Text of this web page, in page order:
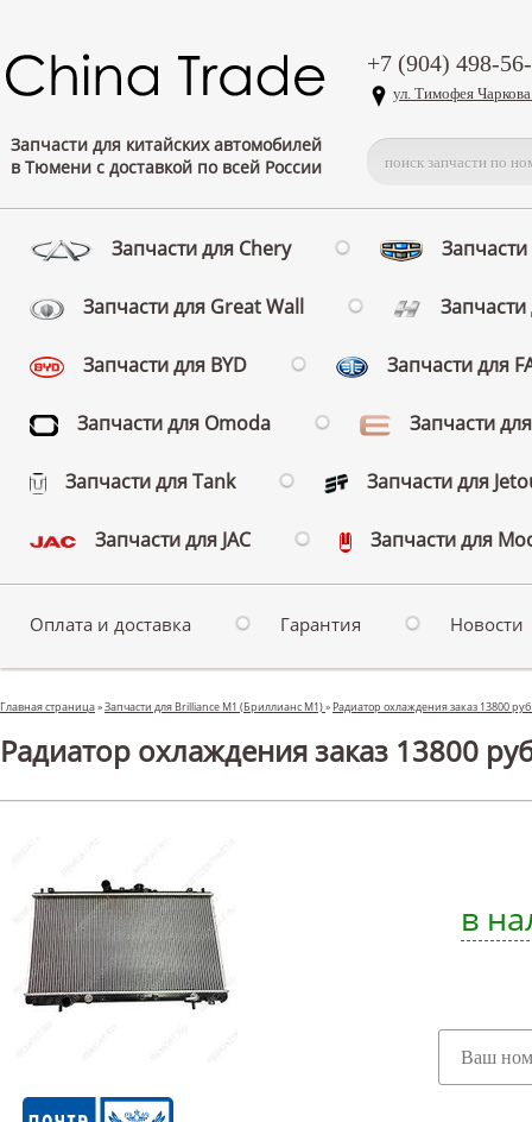
Запчасти для китайских автомобилей
в Тюмени с доставкой по всей России
+7 (904) 498-
ул. Тимофея
Запчасти для Chery
Запчасти для Great Wall
Запчасти для BYD Запчасти для
Запчасти для Omoda Запчасти
Запчасти для Tank Запчасти для
Запчасти для JAC Запчасти для
Оплата и доставка Гарантия Новости
Главная страница»Запчасти для Brilliance M1 (Бриллианс М1)» Радиатор охлаждения заказ 13800
Радиатор охлаждения заказ 13800
в